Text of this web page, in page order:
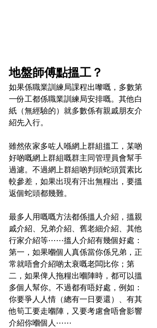
地盤師傅點搵工？
如果係職業訓練局課程出嚟嘅，多數第
一份工都係職業訓練局安排嘅。其他白
紙（無經驗的）就多數係有親戚朋友介
紹先入行。
雖然依家多咗人喺網上群組搵工，某啲
好啲嘅網上群組嘅群主同管理員會幫手
過濾。不過網上群組啲判頭蛇頭質素比
較參差，如果出現有汗出無糧出，要搵
返個蛇頭都幾難。
最多人用嘅嘅方法都係搵人介紹，搵親
戚介紹、兄弟介紹、舊老細介紹、其他
行家介紹等⋯⋯搵人介紹有幾個好處：
第一，如果嗰個人真係當你係兄弟，正
常就唔會介紹啲太衰嘅老闆比你；第
二，如果俾人拖糧出嗰陣時，都可以搵
多個人幫你。不過都有唔好處，例如：
你要爭人人情（總有一日要還）、有其
他筍工要走嗰陣，又要考慮會唔會影響
介紹你嗰個人⋯⋯